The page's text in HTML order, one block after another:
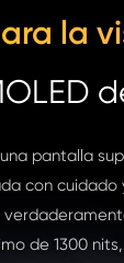
la
una pantalla
con cuidado
de 1300